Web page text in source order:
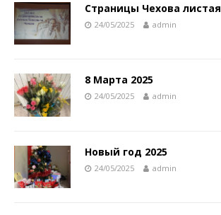
Страницы Чехова листая
24/05/2025 admin
8 Марта 2025
24/05/2025 admin
Новый год 2025
24/05/2025 admin